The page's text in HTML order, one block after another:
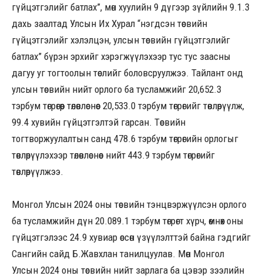
гүйцэтгэлийг батлах”, мөн хуулийн 9 дүгээр зүйлийн 9.1.3
дахь заалтад Улсын Их Хурал “нэгдсэн төсвийн
гүйцэтгэлийг хэлэлцэн, улсын төсвийн гүйцэтгэлийг
батлах” бүрэн эрхийг хэрэгжүүлэхээр тус тус заасны
дагуу уг тогтоолын төслийг боловсруулжээ. Тайлант онд
улсын төсвийн нийт орлого ба тусламжийг 20,652.3
тэрбум төгрөгөөр төлөвлөснөөс 20,533.0 тэрбум төгрөгийг төвлөрүүлж,
99.4 хувийн гүйцэтгэлтэй гарсан. Төсвийн
тогтворжуулалтын санд 478.6 тэрбум төгрөгийн орлогыг
төвлөрүүлэхээр төлөвлөснөөс нийт 443.9 тэрбум төгрөгийг
төвлөрүүлжээ.
Монгол Улсын 2024 оны төсвийн тэнцвэржүүлсэн орлого
ба тусламжийн дүн 20.089.1 тэрбум төгрөгт хүрч, өмнөх оны
гүйцэтгэлээс 24.9 хувиар өссөн үзүүлэлттэй байна гэдгийг
Сангийн сайд Б.Жавхлан танилцуулав. Мөн Монгол
Улсын 2024 оны төсвийн нийт зарлага ба цэвэр зээлийн